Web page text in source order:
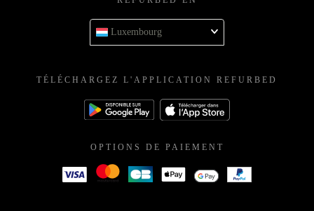
Luxembourg
TÉLÉCHARGEZ L'APPLICATION REFURBED
OPTIONS DE PAIEMENT